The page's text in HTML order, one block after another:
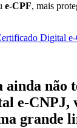
e-CPF, mais
Digital
ainda não
e-CNPJ,
grande